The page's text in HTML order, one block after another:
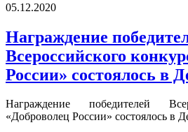
05.12.2020
Награждение
Всероссийского
России» состоялось в
Награждение победителей
«Доброволец России» состоялось в